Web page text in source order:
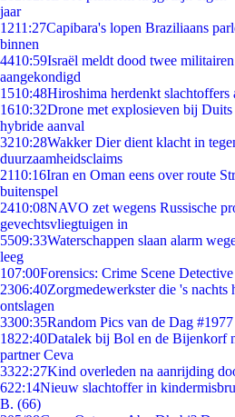
jaar
1211:27Capibara's lopen Braziliaans
binnen
4410:59Israël meldt dood twee
aangekondigd
1510:48Hiroshima herdenkt slachtoffers
1610:32Drone met explosieven bij
hybride aanval
3210:28Wakker Dier dient klacht in
duurzaamheidsclaims
2110:16Iran en Oman eens over route
buitenspel
2410:08NAVO zet wegens Russische
gevechtsvliegtuigen in
5509:33Waterschappen slaan alarm
leeg
107:00Forensics: Crime Scene Detective
2306:40Zorgmedewerkster die 's nachts
ontslagen
3300:35Random Pics van de Dag #1977
1822:40Datalek bij Bol en de Bijenkorf
partner Ceva
3322:27Kind overleden na aanrijding
622:14Nieuw slachtoffer in
B. (66)